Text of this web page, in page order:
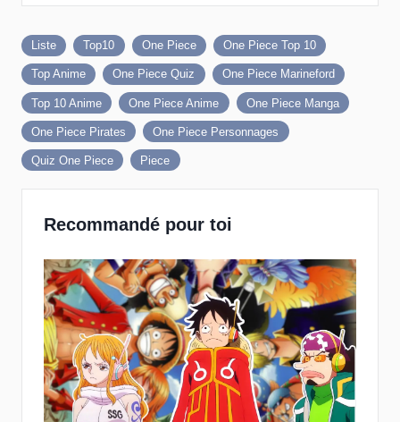
Liste Top10 One Piece One Piece Top 10
Top Anime One Piece Quiz One Piece Marineford
Top 10 Anime One Piece Anime One Piece Manga
One Piece Pirates One Piece Personnages
Quiz One Piece Piece
Recommandé pour toi